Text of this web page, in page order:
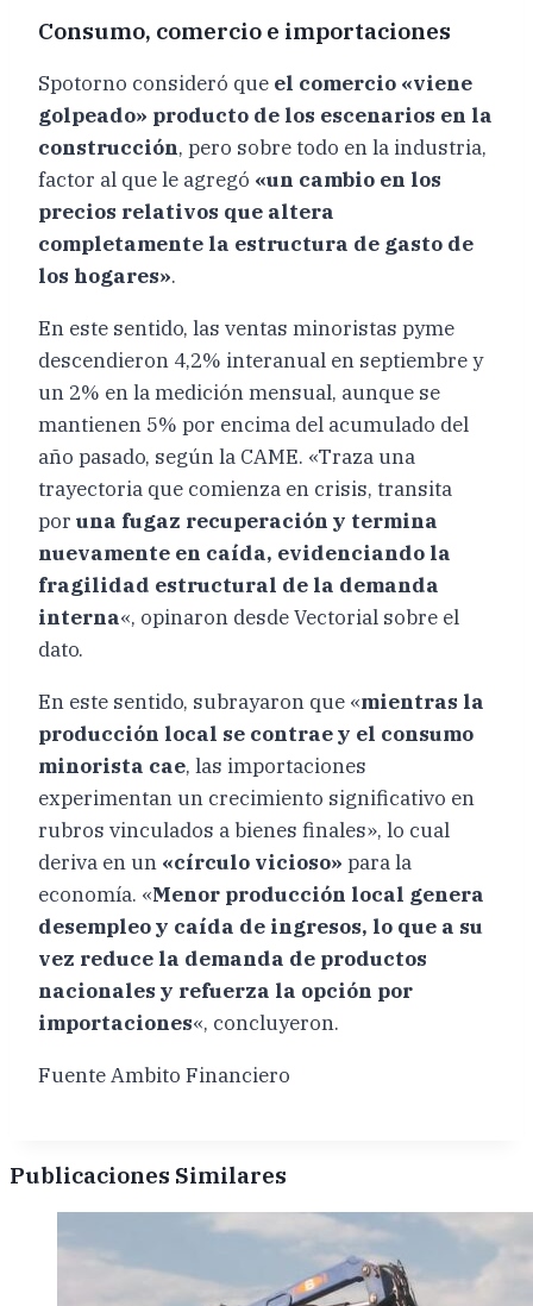
Consumo, comercio e importaciones
Spotorno consideró que el comercio «viene
golpeado» producto de los escenarios en la
construcción, pero sobre todo en la industria,
factor al que le agregó «un cambio en los
precios relativos que altera
completamente la estructura de gasto de
los hogares».
En este sentido, las ventas minoristas pyme
descendieron 4,2% interanual en septiembre y
un 2% en la medición mensual, aunque se
mantienen 5% por encima del acumulado del
año pasado, según la CAME. «Traza una
trayectoria que comienza en crisis, transita
por una fugaz recuperación y termina
nuevamente en caída, evidenciando la
fragilidad estructural de la demanda
interna«, opinaron desde Vectorial sobre el
dato.
En este sentido, subrayaron que «mientras la
producción local se contrae y el consumo
minorista cae, las importaciones
experimentan un crecimiento significativo en
rubros vinculados a bienes finales», lo cual
deriva en un «círculo vicioso» para la
economía. «Menor producción local genera
desempleo y caída de ingresos, lo que a su
vez reduce la demanda de productos
nacionales y refuerza la opción por
importaciones«, concluyeron.
Fuente Ambito Financiero
Publicaciones Similares